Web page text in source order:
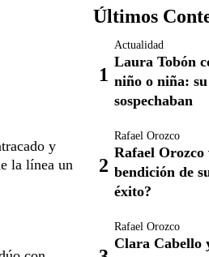
y
la línea un
Últimos
Actualidad
Laura Tobón
niño o niña:
sospechaban
Rafael Orozco
Rafael
bendición de
éxito?
Rafael Orozco
Clara Cabello